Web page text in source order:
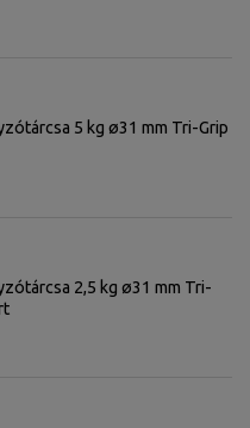
5 kg ø31 mm Tri-Grip
2,5 kg ø31 mm Tri-